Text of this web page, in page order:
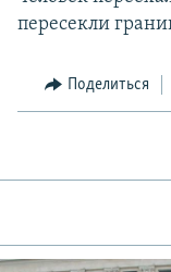
пересекли
Поделиться